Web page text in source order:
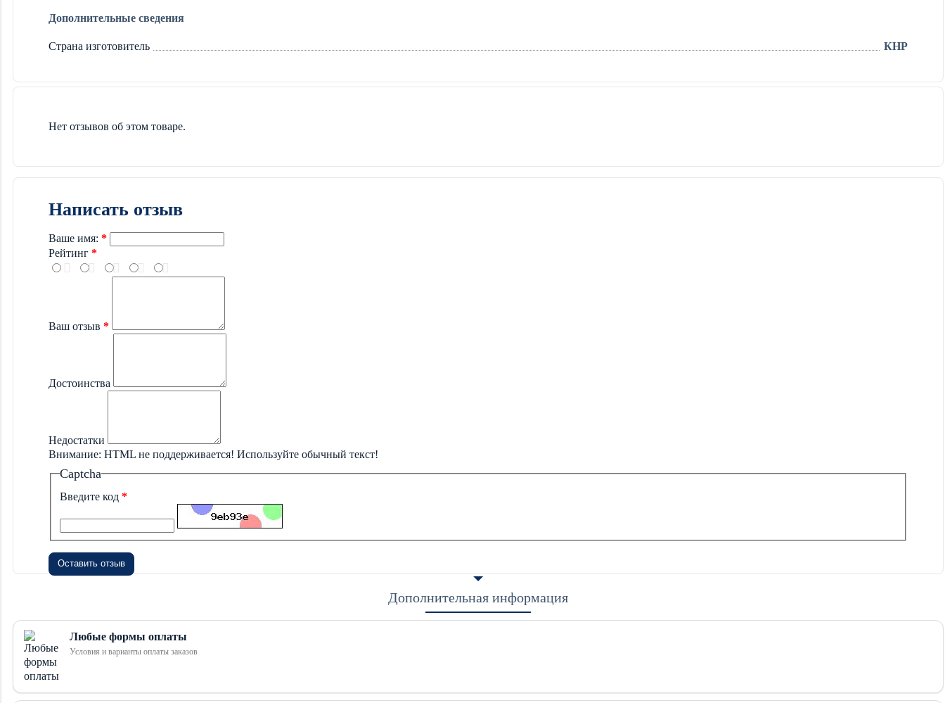
Дополнительные сведения
Страна изготовитель КНР
Нет отзывов об этом товаре.
Написать отзыв
Ваше имя:
Рейтинг
Ваш отзыв
Достоинства
Недостатки
Внимание: HTML не поддерживается! Используйте обычный текст!
Captcha
Введите код
Оставить отзыв
Дополнительная информация
Любые формы оплаты
Условия и варианты оплаты заказов